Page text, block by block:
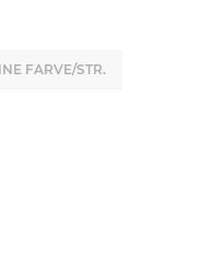
FARVE/STR.